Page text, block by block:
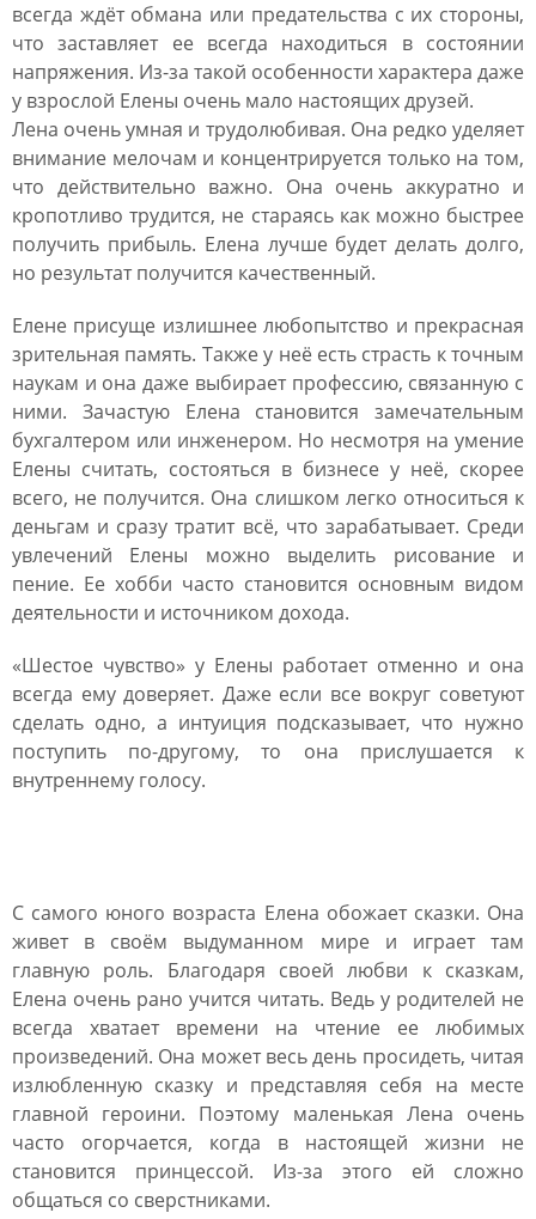
всегда ждёт обмана или предательства с их стороны,
что заставляет ее всегда находиться в состоянии
напряжения. Из-за такой особенности характера даже
у взрослой Елены очень мало настоящих друзей.
Лена очень умная и трудолюбивая. Она редко уделяет
внимание мелочам и концентрируется только на том,
что действительно важно. Она очень аккуратно и
кропотливо трудится, не стараясь как можно быстрее
получить прибыль. Елена лучше будет делать долго,
но результат получится качественный.
Елене присуще излишнее любопытство и прекрасная
зрительная память. Также у неё есть страсть к точным
наукам и она даже выбирает профессию, связанную с
ними. Зачастую Елена становится замечательным
бухгалтером или инженером. Но несмотря на умение
Елены считать, состояться в бизнесе у неё, скорее
всего, не получится. Она слишком легко относиться к
деньгам и сразу тратит всё, что зарабатывает. Среди
увлечений Елены можно выделить рисование и
пение. Ее хобби часто становится основным видом
деятельности и источником дохода.
«Шестое чувство» у Елены работает отменно и она
всегда ему доверяет. Даже если все вокруг советуют
сделать одно, а интуиция подсказывает, что нужно
поступить по-другому, то она прислушается к
внутреннему голосу.
С самого юного возраста Елена обожает сказки. Она
живет в своём выдуманном мире и играет там
главную роль. Благодаря своей любви к сказкам,
Елена очень рано учится читать. Ведь у родителей не
всегда хватает времени на чтение ее любимых
произведений. Она может весь день просидеть, читая
излюбленную сказку и представляя себя на месте
главной героини. Поэтому маленькая Лена очень
часто огорчается, когда в настоящей жизни не
становится принцессой. Из-за этого ей сложно
общаться со сверстниками.